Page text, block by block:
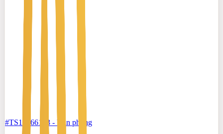
#TS19366183 - Văn phòng